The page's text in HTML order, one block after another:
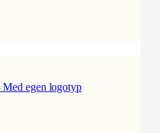
egen logotyp